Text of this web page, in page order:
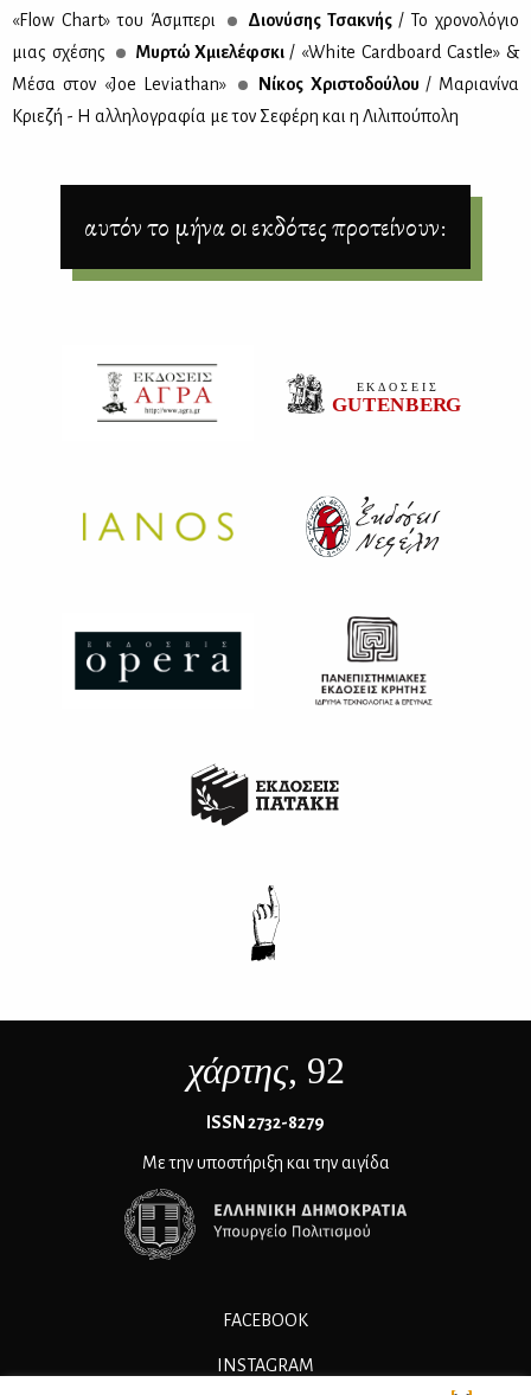
«Flow Chart» του Άσμπε­ρι
Διο­νύ­σης Τσα­κνής / Το χρο­νο­λό­γιο
μιας σχέ­σης
Μυρ­τώ Χμιε­λέφ­σκι / «White Cardboard Castle» &
Mέ­σα στον «Joe Leviathan»
Νί­κος Χρι­στο­δού­λου / Μα­ρια­νί­να
Κριε­ζή - Η αλ­λη­λο­γρα­φία με τον Σε­φέ­ρη και η Λι­λι­πού­πο­λη
αυτόν το μήνα οι εκδότες προτείνουν:
χάρτης, 92
ΙSSN 2732-8279
Με την υποστήριξη και την αιγίδα
FACEBOOK
INSTAGRAM